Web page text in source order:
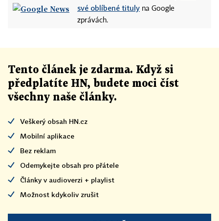
své oblíbené tituly na Google
zprávách.
Tento článek je zdarma. Když si
předplatíte HN, budete moci číst
všechny naše články.
Veškerý obsah HN.cz
Mobilní aplikace
Bez reklam
Odemykejte obsah pro přátele
Články v audioverzi + playlist
Možnost kdykoliv zrušit